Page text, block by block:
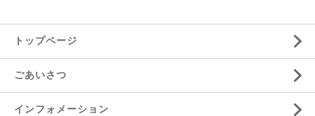
トップページ
ごあいさつ
インフォメーション